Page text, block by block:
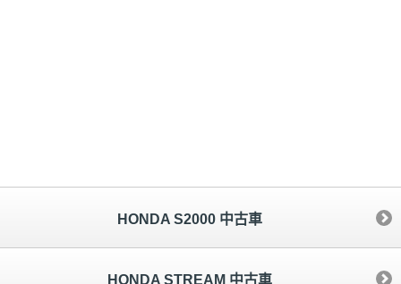
HONDA S2000 中古車
HONDA STREAM 中古車